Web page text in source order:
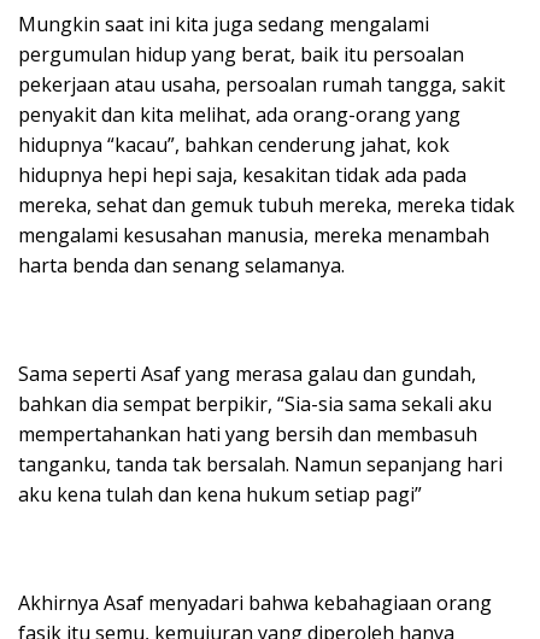
Mungkin saat ini kita juga sedang mengalami
pergumulan hidup yang berat, baik itu persoalan
pekerjaan atau usaha, persoalan rumah tangga, sakit
penyakit dan kita melihat, ada orang-orang yang
hidupnya “kacau”, bahkan cenderung jahat, kok
hidupnya hepi hepi saja, kesakitan tidak ada pada
mereka, sehat dan gemuk tubuh mereka, mereka tidak
mengalami kesusahan manusia, mereka menambah
harta benda dan senang selamanya.
Sama seperti Asaf yang merasa galau dan gundah,
bahkan dia sempat berpikir, “Sia-sia sama sekali aku
mempertahankan hati yang bersih dan membasuh
tanganku, tanda tak bersalah. Namun sepanjang hari
aku kena tulah dan kena hukum setiap pagi”
Akhirnya Asaf menyadari bahwa kebahagiaan orang
fasik itu semu, kemujuran yang diperoleh hanya